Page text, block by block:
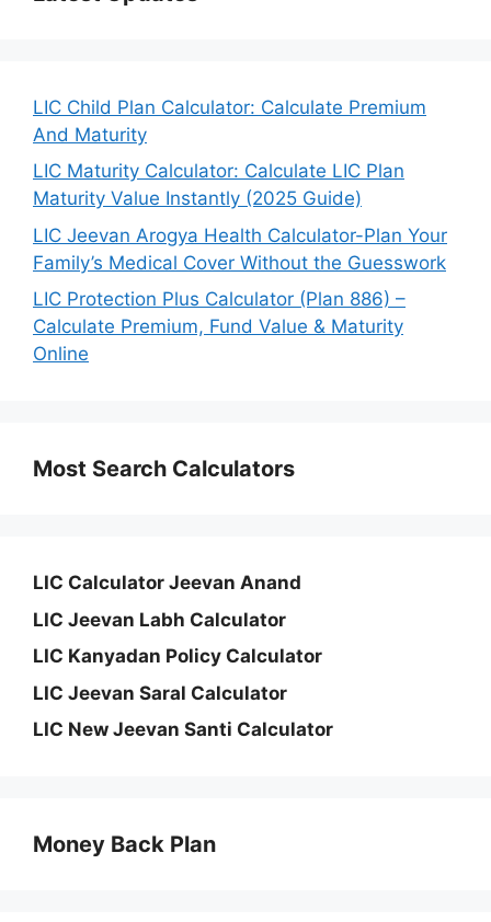
LIC Child Plan Calculator: Calculate Premium
And Maturity
LIC Maturity Calculator: Calculate LIC Plan
Maturity Value Instantly (2025 Guide)
LIC Jeevan Arogya Health Calculator-Plan Your
Family’s Medical Cover Without the Guesswork
LIC Protection Plus Calculator (Plan 886) –
Calculate Premium, Fund Value & Maturity
Online
Most Search Calculators
LIC Calculator Jeevan Anand
LIC Jeevan Labh Calculator
LIC Kanyadan Policy Calculator
LIC Jeevan Saral Calculator
LIC New Jeevan Santi Calculator
Money Back Plan